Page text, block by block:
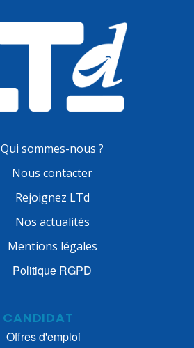
Qui sommes-nous ?
Nous contacter
Rejoignez LTd
Nos actualités
Mentions légales
Politique RGPD
CANDIDAT
Offres d'emploi